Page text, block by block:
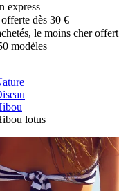
express
dès 30 €
le moins cher offert
modèles
lotus